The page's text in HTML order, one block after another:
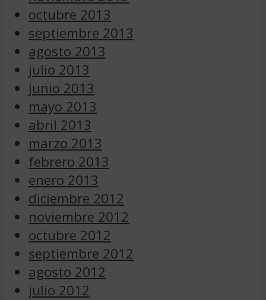
octubre 2013
septiembre 2013
agosto 2013
julio 2013
junio 2013
mayo 2013
abril 2013
marzo 2013
febrero 2013
enero 2013
diciembre 2012
noviembre 2012
octubre 2012
septiembre 2012
agosto 2012
julio 2012